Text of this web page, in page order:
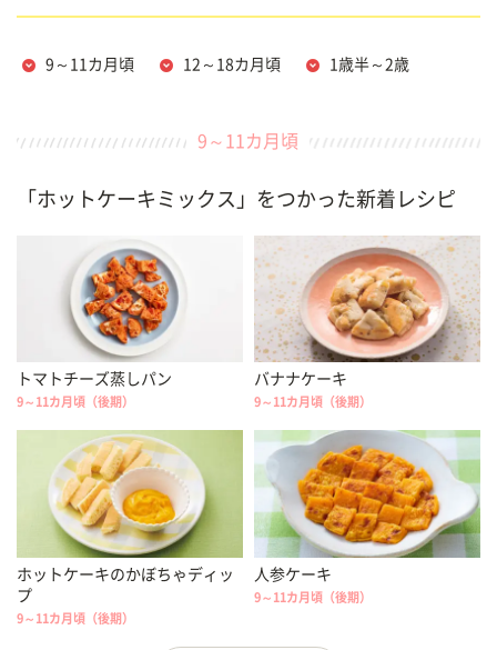
9～11カ月頃 12～18カ月頃 1歳半～2歳
9～11カ月頃
「ホットケーキミックス」をつかった新着レシピ
トマトチーズ蒸しパン
9～11カ月頃（後期）
バナナケーキ
9～11カ月頃（後期）
ホットケーキのかぼちゃディッ
プ
9～11カ月頃（後期）
人参ケーキ
9～11カ月頃（後期）